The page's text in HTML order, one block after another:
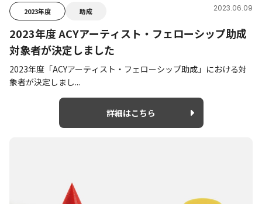
2023年度 助成 2023.06.09
2023年度 ACYアーティスト・フェローシップ助成
対象者が決定しました
2023年度「ACYアーティスト・フェローシップ助成」における対
象者が決定しまし...
詳細はこちら